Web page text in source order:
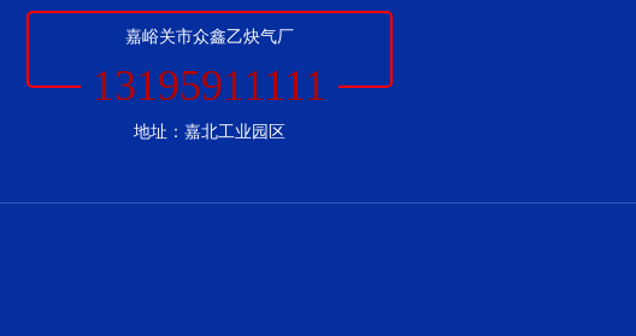
嘉峪关市众鑫乙炔气厂
13195911111
地址：嘉北工业园区